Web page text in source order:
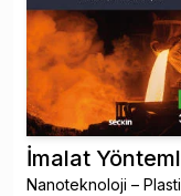
İmalat
Nanoteknoloji –